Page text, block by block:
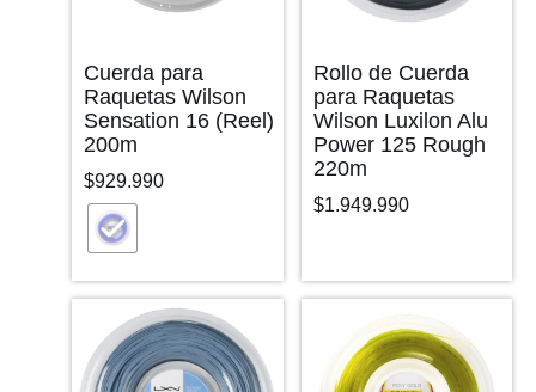
Cuerda para
Raquetas Wilson
Sensation 16 (Reel)
200m
$929.990
Rollo de Cuerda
para Raquetas
Wilson Luxilon Alu
Power 125 Rough
220m
$1.949.990